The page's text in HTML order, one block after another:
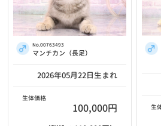
No.00763493
マンチカン（長足）
2026年05月22日生まれ
生体価格
100,000円 生